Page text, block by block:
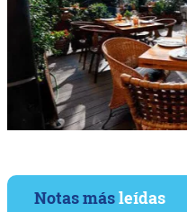
Notas másleídas